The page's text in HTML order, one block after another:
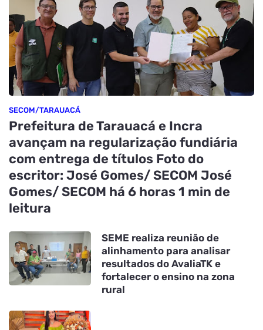
SECOM/TARAUACÁ
Prefeitura de Tarauacá e Incra
avançam na regularização fundiária
com entrega de títulos Foto do
escritor: José Gomes/ SECOM José
Gomes/ SECOM há 6 horas 1 min de
leitura
SEME realiza reunião de
alinhamento para analisar
resultados do AvaliaTK e
fortalecer o ensino na zona
rural